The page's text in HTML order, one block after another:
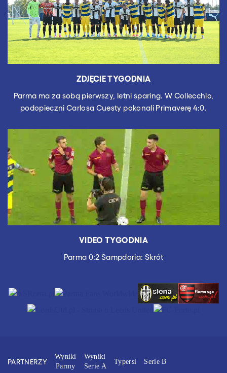
ZDJĘCIE TYGODNIA
Parma ma za sobą pierwszy, letni sparing. W Collecchio,
podopieczni Carlosa Cuesty pokonali Primaverę 4:0.
VIDEO TYGODNIA
Parma 0:2 Sampdoria: Skrót
PARTNERZY
Wyniki
Parmy
Wyniki
Serie A
Typersi Serie B